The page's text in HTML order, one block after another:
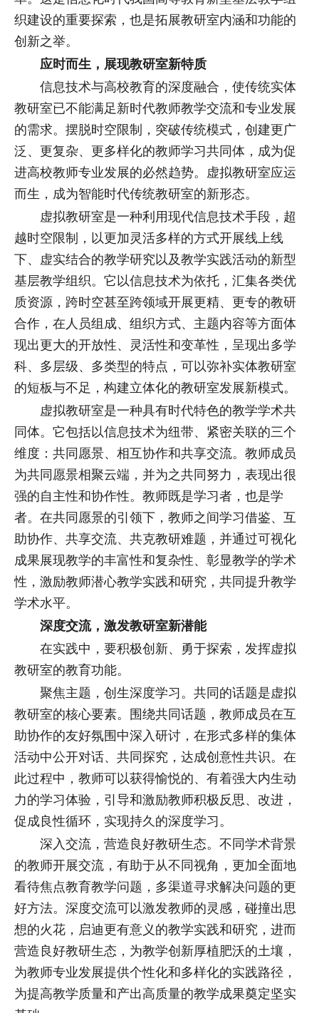
织建设的重要探索，也是拓展教研室内涵和功能的
创新之举。
应时而生，展现教研室新特质
信息技术与高校教育的深度融合，使传统实体
教研室已不能满足新时代教师教学交流和专业发展
的需求。摆脱时空限制，突破传统模式，创建更广
泛、更复杂、更多样化的教师学习共同体，成为促
进高校教师专业发展的必然趋势。虚拟教研室应运
而生，成为智能时代传统教研室的新形态。
虚拟教研室是一种利用现代信息技术手段，超
越时空限制，以更加灵活多样的方式开展线上线
下、虚实结合的教学研究以及教学实践活动的新型
基层教学组织。它以信息技术为依托，汇集各类优
质资源，跨时空甚至跨领域开展更精、更专的教研
合作，在人员组成、组织方式、主题内容等方面体
现出更大的开放性、灵活性和变革性，呈现出多学
科、多层级、多类型的特点，可以弥补实体教研室
的短板与不足，构建立体化的教研室发展新模式。
虚拟教研室是一种具有时代特色的教学学术共
同体。它包括以信息技术为纽带、紧密关联的三个
维度：共同愿景、相互协作和共享交流。教师成员
为共同愿景相聚云端，并为之共同努力，表现出很
强的自主性和协作性。教师既是学习者，也是学
者。在共同愿景的引领下，教师之间学习借鉴、互
助协作、共享交流、共克教研难题，并通过可视化
成果展现教学的丰富性和复杂性、彰显教学的学术
性，激励教师潜心教学实践和研究，共同提升教学
学术水平。
深度交流，激发教研室新潜能
在实践中，要积极创新、勇于探索，发挥虚拟
教研室的教育功能。
聚焦主题，创生深度学习。共同的话题是虚拟
教研室的核心要素。围绕共同话题，教师成员在互
助协作的友好氛围中深入研讨，在形式多样的集体
活动中公开对话、共同探究，达成创意性共识。在
此过程中，教师可以获得愉悦的、有着强大内生动
力的学习体验，引导和激励教师积极反思、改进，
促成良性循环，实现持久的深度学习。
深入交流，营造良好教研生态。不同学术背景
的教师开展交流，有助于从不同视角，更加全面地
看待焦点教育教学问题，多渠道寻求解决问题的更
好方法。深度交流可以激发教师的灵感，碰撞出思
想的火花，启迪更有意义的教学实践和研究，进而
营造良好教研生态，为教学创新厚植肥沃的土壤，
为教师专业发展提供个性化和多样化的实践路径，
为提高教学质量和产出高质量的教学成果奠定坚实